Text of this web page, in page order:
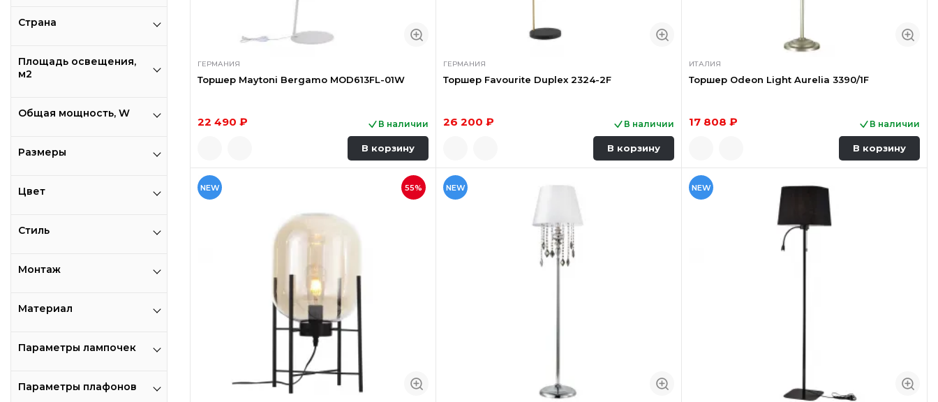
Страна
Площадь освещения,
м2
Общая мощность, W
Размеры
Цвет
Стиль
Монтаж
Материал
Параметры лампочек
Параметры плафонов
ГЕРМАНИЯ
Торшер Maytoni Bergamo MOD613FL-01W
22 490 ₽ В наличии
В корзину
ГЕРМАНИЯ
Торшер Favourite Duplex 2324-2F
26 200 ₽ В наличии
В корзину
ИТАЛИЯ
Торшер Odeon Light Aurelia 3390/1F
17 808 ₽ В наличии
В корзину
NEW 55% NEW NEW